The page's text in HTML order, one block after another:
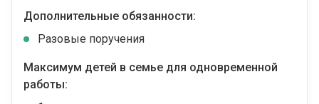
Дополнительные обязанности:
Разовые поручения
Максимум детей в семье для одновременной
работы: